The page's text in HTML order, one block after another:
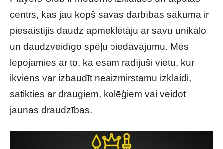
centrs, kas jau kopš savas darbības sākuma ir
piesaistījis daudz apmeklētāju ar savu unikālo
un daudzveidīgo spēļu piedāvājumu. Mēs
lepojamies ar to, ka esam radījuši vietu, kur
ikviens var izbaudīt neaizmirstamu izklaidi,
satikties ar draugiem, kolēģiem vai veidot
jaunas draudzības.